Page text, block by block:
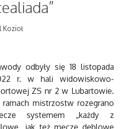
Kozioł
odbyły się 18 listopada
r. w hali widowiskowo-
ZS nr 2 w Lubartowie.
ramach mistrzostw rozegrano
systemem „każdy z
jak też mecze deblowe